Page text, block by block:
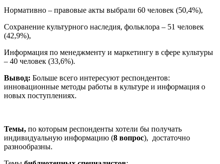
Нормативно – правовые акты выбрали 60 человек (50,4%),
Сохранение культурного наследия, фольклора – 51 человек
(42,9%),
Информация по менеджменту и маркетингу в сфере культуры
– 40 человек (33,6%).
Вывод: Больше всего интересуют респондентов:
инновационные методы работы в культуре и информация о
новых поступлениях.
Темы, по которым респонденты хотели бы получать
индивидуальную информацию (8 вопрос), достаточно
разнообразны.